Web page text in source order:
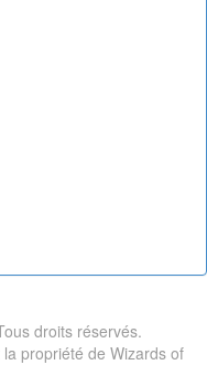
droits réservés.
propriété de Wizards of